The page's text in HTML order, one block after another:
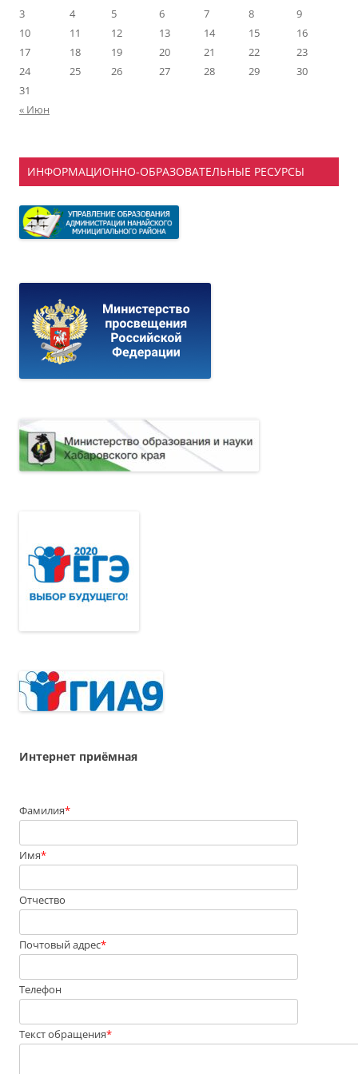
3
4 5 6 7 8
9
10
11 12 13 14 15
16
17
18 19 20 21 22
23
24
25 26 27 28 29
30
31
« Июн
ИНФОРМАЦИОННО-ОБРАЗОВАТЕЛЬНЫЕ РЕСУРСЫ
Интернет приёмная
Фамилия*
Имя*
Отчество
Почтовый адрес*
Телефон
Текст обращения*